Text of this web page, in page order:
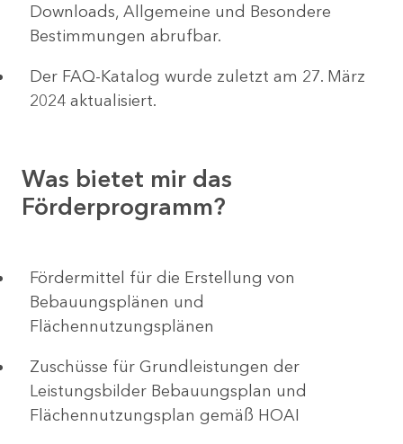
Downloads, Allgemeine und Besondere
Bestimmungen abrufbar.
Der FAQ-Katalog wurde zuletzt am 27. März
2024 aktualisiert.
Was bietet mir das
Förderprogramm?
Fördermittel für die Erstellung von
Bebauungsplänen und
Flächennutzungsplänen
Zuschüsse für Grundleistungen der
Leistungsbilder Bebauungsplan und
Flächennutzungsplan gemäß HOAI